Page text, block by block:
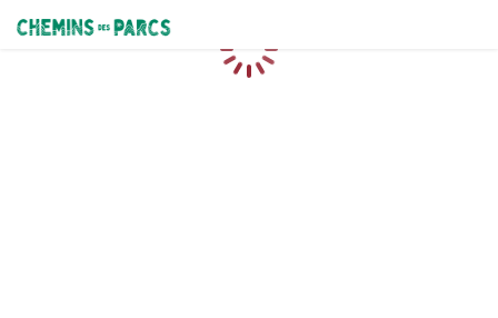
Chemins des Parcs
Chargement